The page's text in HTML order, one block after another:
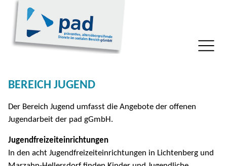
BEREICH JUGEND
Der Bereich Jugend umfasst die Angebote der offenen
Jugendarbeit der pad gGmbH.
Jugendfreizeiteinrichtungen
In den acht Jugendfreizeiteinrichtungen in Lichtenberg und